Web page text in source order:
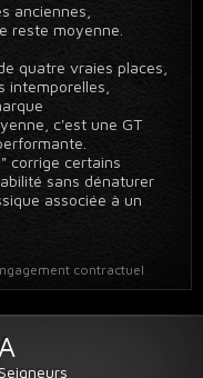
anciennes,
reste moyenne.
quatre vraies places,
intemporelles,
c'est une GT
corrige certains
sans dénaturer
associée à un
contractuel